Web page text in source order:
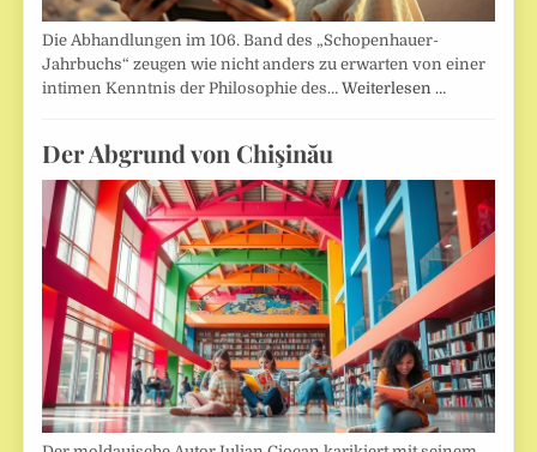
Die Abhandlungen im 106. Band des „Schopenhauer-
Jahrbuchs“ zeugen wie nicht anders zu erwarten von einer
intimen Kenntnis der Philosophie des…Weiterlesen …
Der Abgrund von Chişinău